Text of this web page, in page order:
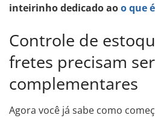
inteirinho dedicado aoo que
Controle de
fretes precisam ser
complementares
Agora você já sabe como